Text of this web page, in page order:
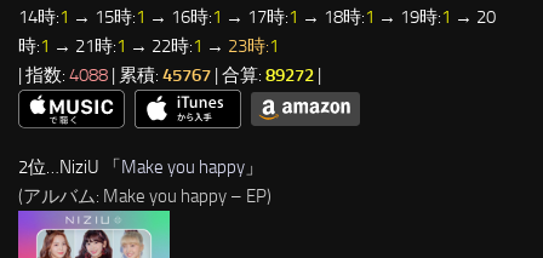
14時:1 → 15時:1 → 16時:1 → 17時:1 → 18時:1 → 19時:1 → 20
時:1 → 21時:1 → 22時:1 → 23時:1
| 指数: 4088 | 累積: 45767 | 合算: 89272 |
2位…NiziU 「Make you happy 」
(アルバム: Make you happy – EP)